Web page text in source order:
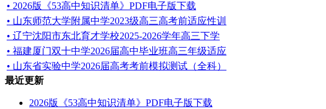
• 2026版《53高中知识清单》PDF电子版下载
• 山东师范大学附属中学2023级高三高考前适应性训
• 辽宁沈阳市东北育才学校2025-2026学年高三下学
• 福建厦门双十中学2026届高中毕业班高三年级适应
• 山东省实验中学2026届高考考前模拟测试（全科）
最近更新
2026版《53高中知识清单》PDF电子版下载